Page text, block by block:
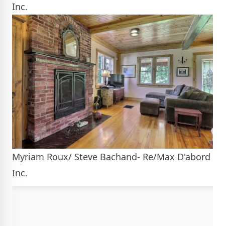
Inc.
Myriam Roux/ Steve Bachand- Re/Max D'abord
Inc.